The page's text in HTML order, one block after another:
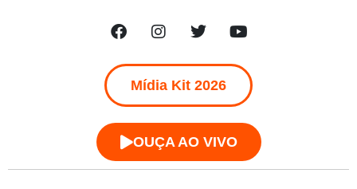
Mídia Kit 2026
OUÇA AO VIVO